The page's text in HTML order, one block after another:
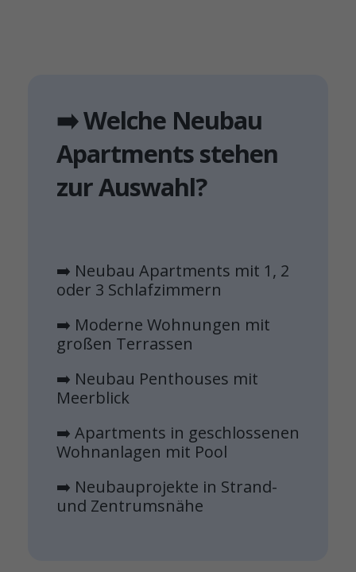
➡️ Welche Neubau
Apartments stehen
zur Auswahl?
➡️ Neubau Apartments mit 1, 2
oder 3 Schlafzimmern
➡️ Moderne Wohnungen mit
großen Terrassen
➡️ Neubau Penthouses mit
Meerblick
➡️ Apartments in geschlossenen
Wohnanlagen mit Pool
➡️ Neubauprojekte in Strand-
und Zentrumsnähe